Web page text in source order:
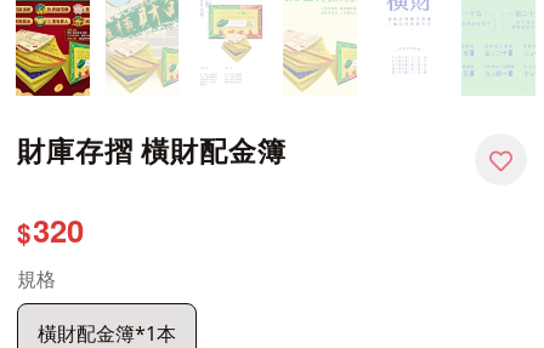
財庫存摺 橫財配金簿
$320
規格
橫財配金簿*1本